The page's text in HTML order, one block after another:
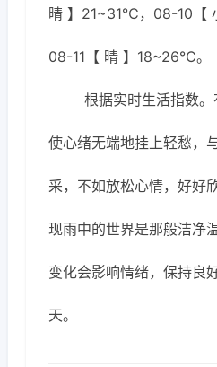
晴 】21~31℃，08-10【
08-11【 晴 】18~26℃。
根据实时生活指数
使心绪无端地挂上轻愁，
采，不如放松心情，好好
现雨中的世界是那般洁净
变化会影响情绪，保持良
天。